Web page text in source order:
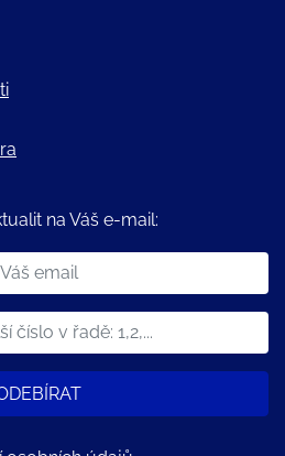
na Váš e-mail: